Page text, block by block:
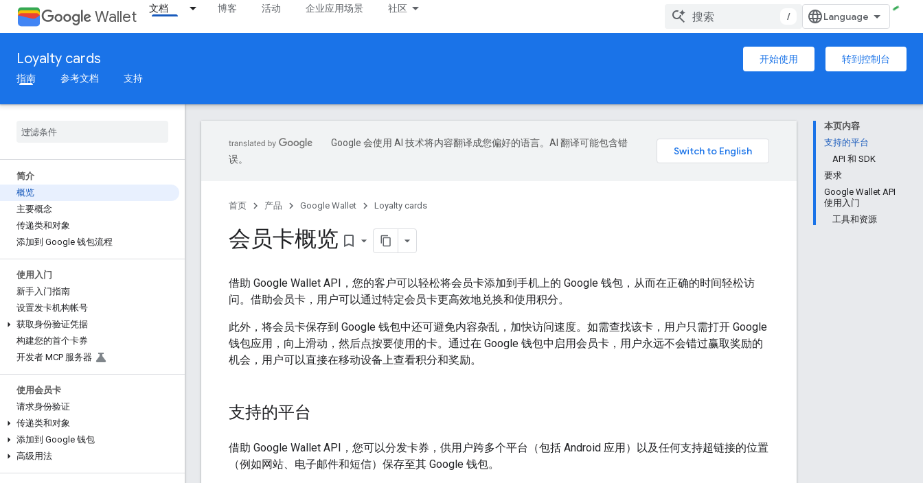
Wallet 文档 博客 活动 企业应用场景 社区
/
Loyalty cards 开始使用
转到控制台
指南
参考文档 支持
简介
概览
主要概念
传递类和对象
添加到 Google 钱包流程
使用入门
新手入门指南
设置发卡机构帐号
获取身份验证凭据
构建您的首个卡券
开发者 MCP 服务器
使用会员卡
请求身份验证
传递类和对象
添加到 Google 钱包
高级用法
本页内容
支持的平台
API 和 SDK
要求
Google Wallet API
使用入门
工具和资源
Google 会使用 AI 技术将内容翻译成您偏好的语言。AI 翻译可能包含错
误。
首页 产品 Google Wallet Loyalty cards
会员卡概览 bookmark_border
借助 Google Wallet API，您的客户可以轻松将会员卡添加到手机上的 Google 钱包，从而在正确的时间轻松访
问。借助会员卡，用户可以通过特定会员卡更高效地兑换和使用积分。
此外，将会员卡保存到 Google 钱包中还可避免内容杂乱，加快访问速度。如需查找该卡，用户只需打开 Google
钱包应用，向上滑动，然后点按要使用的卡。通过在 Google 钱包中启用会员卡，用户永远不会错过赢取奖励的
机会，用户可以直接在移动设备上查看积分和奖励。
支持的平台
借助 Google Wallet API，您可以分发卡券，供用户跨多个平台（包括 Android 应用）以及任何支持超链接的位置
（例如网站、电子邮件和短信）保存至其 Google 钱包。